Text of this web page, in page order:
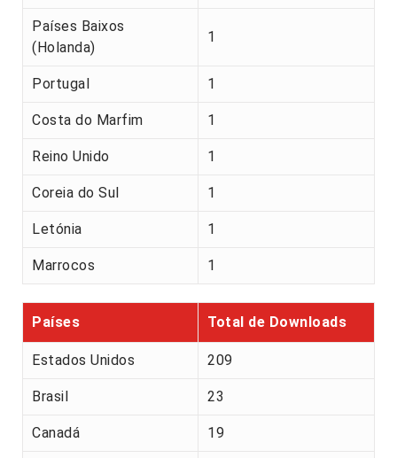
Países Baixos
(Holanda)
1
Portugal 1
Costa do Marfim 1
Reino Unido 1
Coreia do Sul 1
Letónia 1
Marrocos 1
Países Total de Downloads
Estados Unidos 209
Brasil 23
Canadá 19